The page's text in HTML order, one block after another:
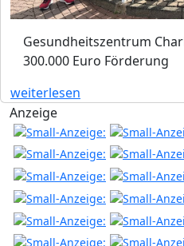
Gesundheitszentrum
300.000 Euro Förderung
weiterlesen
Anzeige